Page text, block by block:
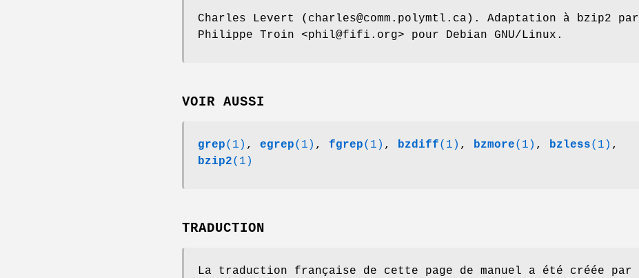
Charles Levert (charles@comm.polymtl.ca). Adaptation à bzip2 par
Philippe Troin <phil@fifi.org> pour Debian GNU/Linux.
VOIR AUSSI
grep(1) , egrep(1) , fgrep(1) , bzdiff(1) , bzmore(1) , bzless(1) ,
bzip2(1)
TRADUCTION
La traduction française de cette page de manuel a été créée par